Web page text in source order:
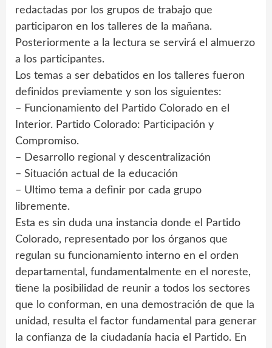
redactadas por los grupos de trabajo que
participaron en los talleres de la mañana.
Posteriormente a la lectura se servirá el almuerzo
a los participantes.
Los temas a ser debatidos en los talleres fueron
definidos previamente y son los siguientes:
– Funcionamiento del Partido Colorado en el
Interior. Partido Colorado: Participación y
Compromiso.
– Desarrollo regional y descentralización
– Situación actual de la educación
– Ultimo tema a definir por cada grupo
libremente.
Esta es sin duda una instancia donde el Partido
Colorado, representado por los órganos que
regulan su funcionamiento interno en el orden
departamental, fundamentalmente en el noreste,
tiene la posibilidad de reunir a todos los sectores
que lo conforman, en una demostración de que la
unidad, resulta el factor fundamental para generar
la confianza de la ciudadanía hacia el Partido. En